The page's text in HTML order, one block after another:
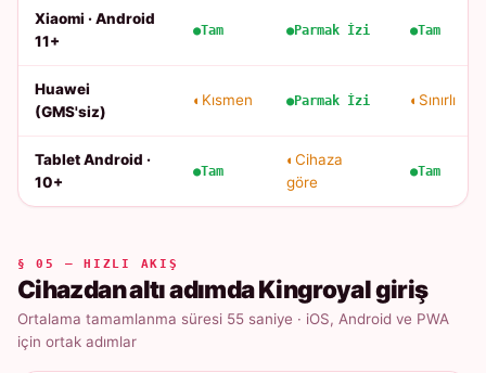
Xiaomi · Android
11+
Tam Parmak İzi Tam
Huawei
(GMS'siz)
Kısmen Parmak İzi Sınırlı
Tablet Android ·
10+
Tam
Cihaza
göre
Tam
§ 05 — HIZLI AKIŞ
Cihazdan altı adımda Kingroyal giriş
Ortalama tamamlanma süresi 55 saniye · iOS, Android ve PWA
için ortak adımlar